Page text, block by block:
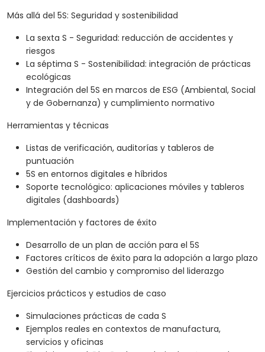
Más allá del 5S: Seguridad y sostenibilidad
La sexta S - Seguridad: reducción de accidentes y
riesgos
La séptima S - Sostenibilidad: integración de prácticas
ecológicas
Integración del 5S en marcos de ESG (Ambiental, Social
y de Gobernanza) y cumplimiento normativo
Herramientas y técnicas
Listas de verificación, auditorías y tableros de
puntuación
5S en entornos digitales e híbridos
Soporte tecnológico: aplicaciones móviles y tableros
digitales (dashboards)
Implementación y factores de éxito
Desarrollo de un plan de acción para el 5S
Factores críticos de éxito para la adopción a largo plazo
Gestión del cambio y compromiso del liderazgo
Ejercicios prácticos y estudios de caso
Simulaciones prácticas de cada S
Ejemplos reales en contextos de manufactura,
servicios y oficinas